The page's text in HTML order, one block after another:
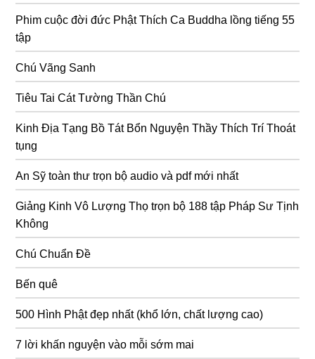
Phim cuộc đời đức Phật Thích Ca Buddha lồng tiếng 55
tập
Chú Vãng Sanh
Tiêu Tai Cát Tường Thần Chú
Kinh Địa Tạng Bồ Tát Bổn Nguyện Thầy Thích Trí Thoát
tụng
An Sỹ toàn thư trọn bộ audio và pdf mới nhất
Giảng Kinh Vô Lượng Thọ trọn bộ 188 tập Pháp Sư Tịnh
Không
Chú Chuẩn Đề
Bến quê
500 Hình Phật đẹp nhất (khổ lớn, chất lượng cao)
7 lời khấn nguyện vào mỗi sớm mai